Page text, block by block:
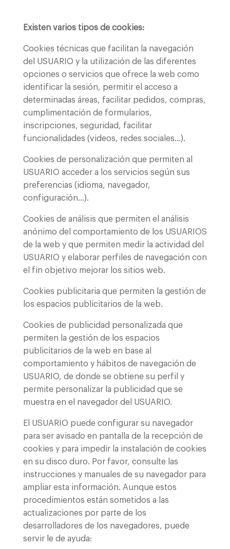
Existen varios tipos de cookies:
Cookies técnicas que facilitan la navegación
del USUARIO y la utilización de las diferentes
opciones o servicios que ofrece la web como
identificar la sesión, permitir el acceso a
determinadas áreas, facilitar pedidos, compras,
cumplimentación de formularios,
inscripciones, seguridad, facilitar
funcionalidades (videos, redes sociales…).
Cookies de personalización que permiten al
USUARIO acceder a los servicios según sus
preferencias (idioma, navegador,
configuración…).
Cookies de análisis que permiten el análisis
anónimo del comportamiento de los USUARIOS
de la web y que permiten medir la actividad del
USUARIO y elaborar perfiles de navegación con
el fin objetivo mejorar los sitios web.
Cookies publicitaria que permiten la gestión de
los espacios publicitarios de la web.
Cookies de publicidad personalizada que
permiten la gestión de los espacios
publicitarios de la web en base al
comportamiento y hábitos de navegación de
USUARIO, de donde se obtiene su perfil y
permite personalizar la publicidad que se
muestra en el navegador del USUARIO.
El USUARIO puede configurar su navegador
para ser avisado en pantalla de la recepción de
cookies y para impedir la instalación de cookies
en su disco duro. Por favor, consulte las
instrucciones y manuales de su navegador para
ampliar esta información. Aunque estos
procedimientos están sometidos a las
actualizaciones por parte de los
desarrolladores de los navegadores, puede
servir le de ayuda: